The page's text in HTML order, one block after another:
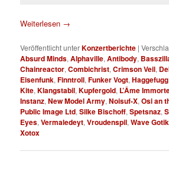
Weiterlesen →
Veröffentlicht unterKonzertberichte |
Absurd Minds,Alphaville,Antibody,
Chainreactor,Combichrist,Crimson Veil,
Eisenfunk,Finntroll,Funker Vogt,Haggefugg
Kite,Klangstabil,Kupfergold, L’Âme
Instanz,New Model Army,Noisuf-X,Osi an
Public Image Ltd,Silke Bischoff,Spetsnaz,
Eyes,Vermaledeyt,Vroudenspil,Wave
Xotox